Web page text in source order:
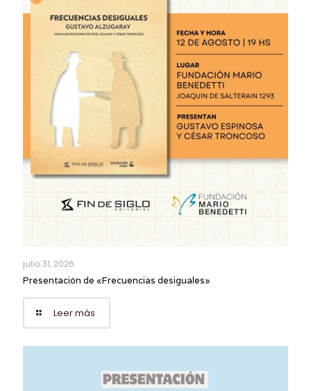
julio 31, 2026
Presentación de «Frecuencias desiguales»
Leer más